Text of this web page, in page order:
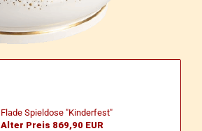
Flade Spiel­do­se "Kin­der­fest"
Alter Preis 869,90 EUR